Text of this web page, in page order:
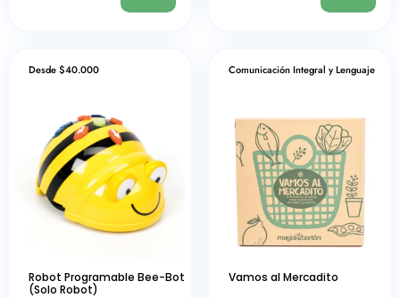
Desde $40.000
Robot Programable Bee-Bot
(Solo Robot)
Comunicación Integral y Lenguaje
Vamos al Mercadito